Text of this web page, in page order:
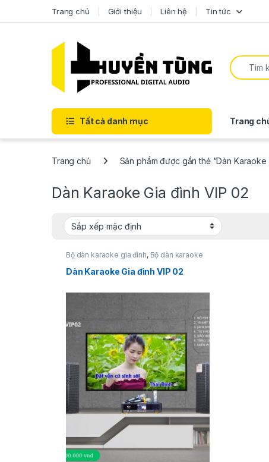
Trang chủ Giới thiệu Liên hệ Tin tức
Tất cả danh mục Trang
Trang chủ Sản phẩm được gắn thẻ “Dàn Karaoke
Dàn Karaoke Gia đình VIP 02
Bộ dàn karaoke gia đình, Bộ dàn karaoke
siêu hot
Dàn Karaoke Gia đình VIP 02